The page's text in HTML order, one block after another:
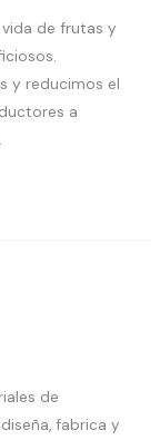
de frutas y
y reducimos el
a
de
fabrica y